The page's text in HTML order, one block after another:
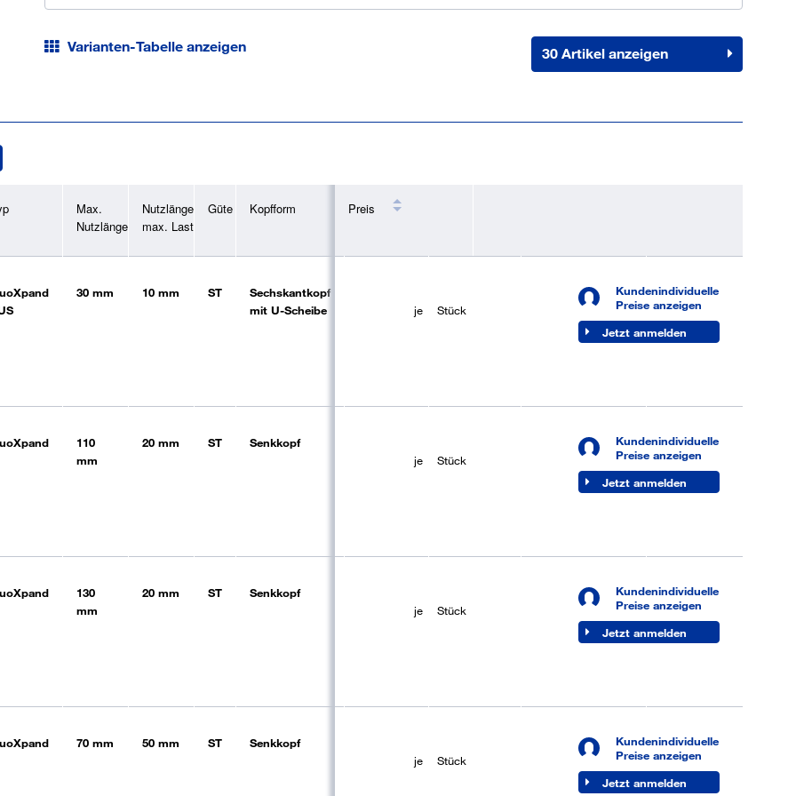
Varianten-Tabelle anzeigen 30 Artikel anzeigen
Max.
Nutzlänge
Nutzlänge
max. Last
Güte Kopfform Beschichtung
Preis
30 mm 10 mm ST
Sechskantkopf
mit U-Scheibe
Sofort lieferbar
je
Stück
Kundenindividuelle
Preise anzeigen
Jetzt anmelden
110
mm
20 mm ST Senkkopf
Lieferbar (6-8
Werktage)
je Stück
Kundenindividuelle
Preise anzeigen
Jetzt anmelden
130
mm
20 mm ST Senkkopf
Lieferbar (6-8
Werktage)
je Stück
Kundenindividuelle
Preise anzeigen
Jetzt anmelden
70 mm 50 mm ST Senkkopf
Sofort lieferbar
je
Stück
Kundenindividuelle
Preise anzeigen
Jetzt anmelden